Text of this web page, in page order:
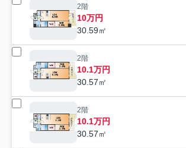
2階
10万円
30.59㎡
2階
10.1万円
30.57㎡
2階
10.1万円
30.57㎡